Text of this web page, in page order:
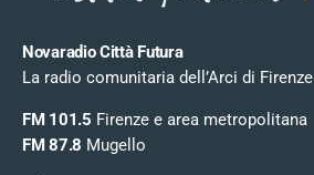
Novaradio Città Futura
La radio comunitaria dell’Arci di Firenze
FM 101.5 Firenze e area metropolitana
FM 87.8 Mugello